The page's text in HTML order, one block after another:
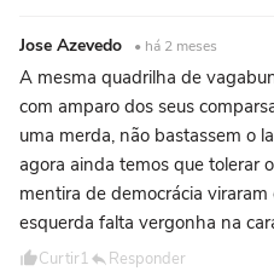
Jose Azevedo • há 2 meses
A mesma quadrilha de
com amparo dos seus
uma merda, não bastassem o
agora ainda temos que tolerar
mentira de democrácia
esquerda falta vergonha na
Curtir1 Responder